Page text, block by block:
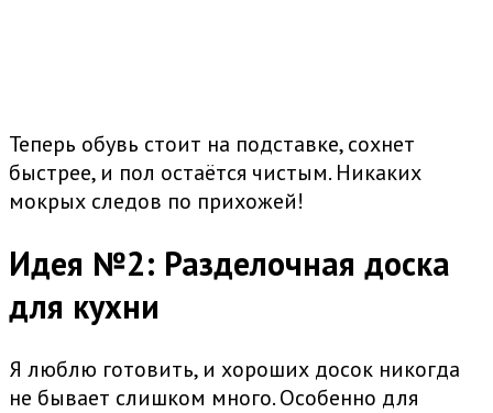
Теперь обувь стоит на подставке, сохнет
быстрее, и пол остаётся чистым. Никаких
мокрых следов по прихожей!
Идея №2: Разделочная доска
для кухни
Я люблю готовить, и хороших досок никогда
не бывает слишком много. Особенно для